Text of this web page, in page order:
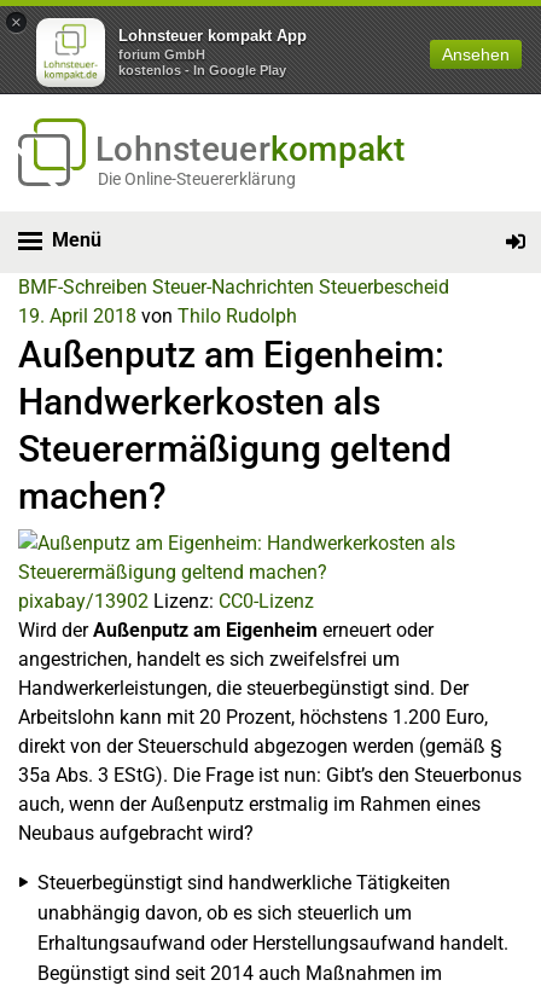
×
Lohnsteuer kompakt App
forium GmbH
kostenlos - In Google Play
Ansehen
Lohnsteuerkompakt
Die Online-Steuererklärung
Menü
BMF-Schreiben Steuer-Nachrichten Steuerbescheid
19. April 2018 von Thilo Rudolph
Außenputz am Eigenheim:
Handwerkerkosten als
Steuerermäßigung geltend
machen?
pixabay/13902 Lizenz: CC0-Lizenz
Wird derAußenputz am Eigenheim erneuert oder
angestrichen, handelt es sich zweifelsfrei um
Handwerkerleistungen, die steuerbegünstigt sind. Der
Arbeitslohn kann mit 20 Prozent, höchstens 1.200 Euro,
direkt von der Steuerschuld abgezogen werden (gemäß §
35a Abs. 3 EStG). Die Frage ist nun: Gibt’s den Steuerbonus
auch, wenn der Außenputz erstmalig im Rahmen eines
Neubaus aufgebracht wird?
Steuerbegünstigt sind handwerkliche Tätigkeiten
unabhängig davon, ob es sich steuerlich um
Erhaltungsaufwand oder Herstellungsaufwand handelt.
Begünstigt sind seit 2014 auch Maßnahmen im